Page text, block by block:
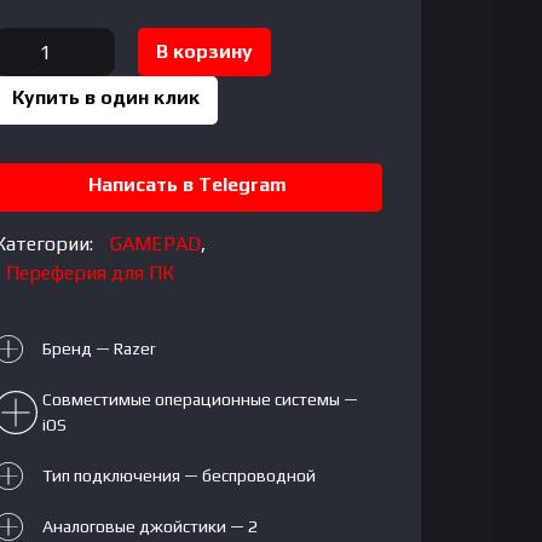
В корзину
Купить в один клик
Написать в Telegram
GAMEPAD,
Переферия для ПК
Бренд — Razer
Совместимые операционные системы —
iOS
Тип подключения — беспроводной
Аналоговые джойстики — 2